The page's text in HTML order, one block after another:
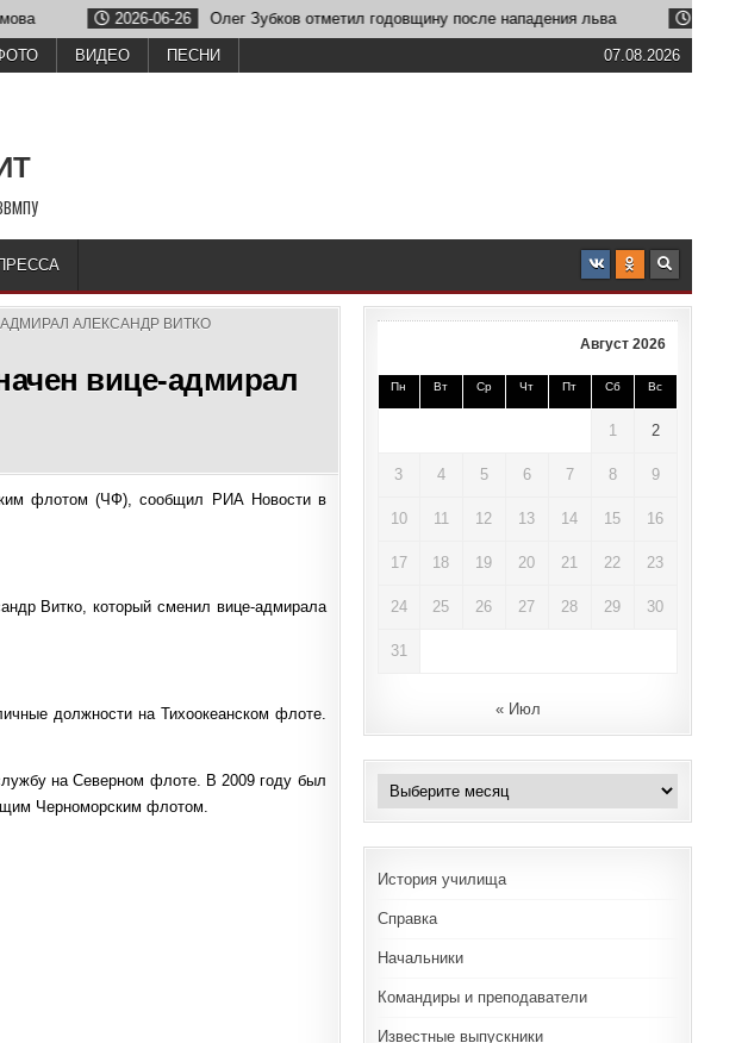
2026-06-26 Олег Зубков отметил годовщину после нападения льва 2026-06-23
ВИДЕО ПЕСНИ 07.08.2026
АЛЕКСАНДР ВИТКО
вице-адмирал
флотом (ЧФ), сообщил РИА Новости в
Витко, который сменил вице-адмирала
должности на Тихоокеанском флоте.
на Северном флоте. В 2009 году был
Черноморским флотом.
Август 2026
Пн Вт Ср Чт Пт Сб Вс
1 2
3 4 5 6 7 8 9
10 11 12 13 14 15 16
17 18 19 20 21 22 23
24 25 26 27 28 29 30
31
« Июл
Архивы
История училища
Справка
Начальники
Командиры и преподаватели
Известные выпускники